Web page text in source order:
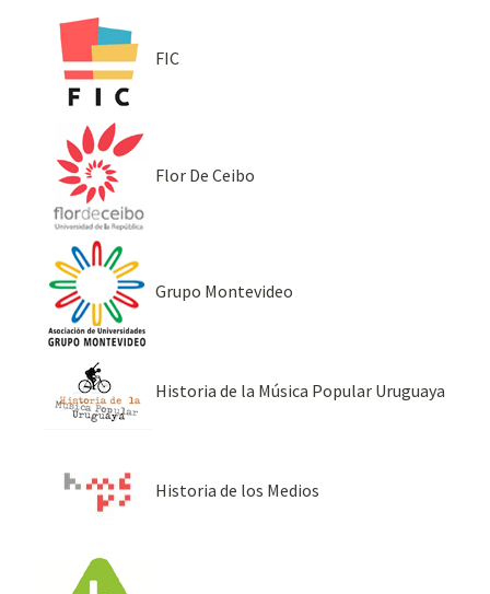
FIC
Flor De Ceibo
Grupo Montevideo
Historia de la Música Popular Uruguaya
Historia de los Medios